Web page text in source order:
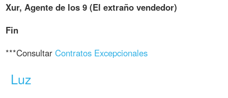
Xur, Agente de los 9 (El extraño vendedor)
Fin
***ConsultarContratos Excepcionales
Luz